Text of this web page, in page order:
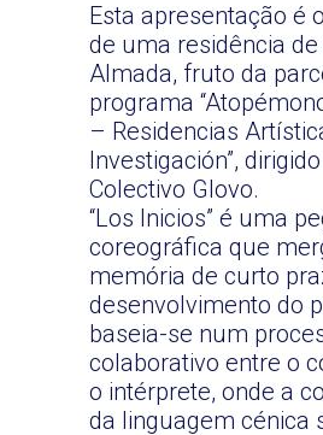
Esta apresentação é
de uma residência
Almada, fruto da
programa
– Residencias
Investigación”,
Colectivo Glovo.
“Los Inicios” é uma
coreográfica que
memória de curto
desenvolvimento do
baseia-se num
colaborativo entre o
o intérprete, onde a
da linguagem cénica